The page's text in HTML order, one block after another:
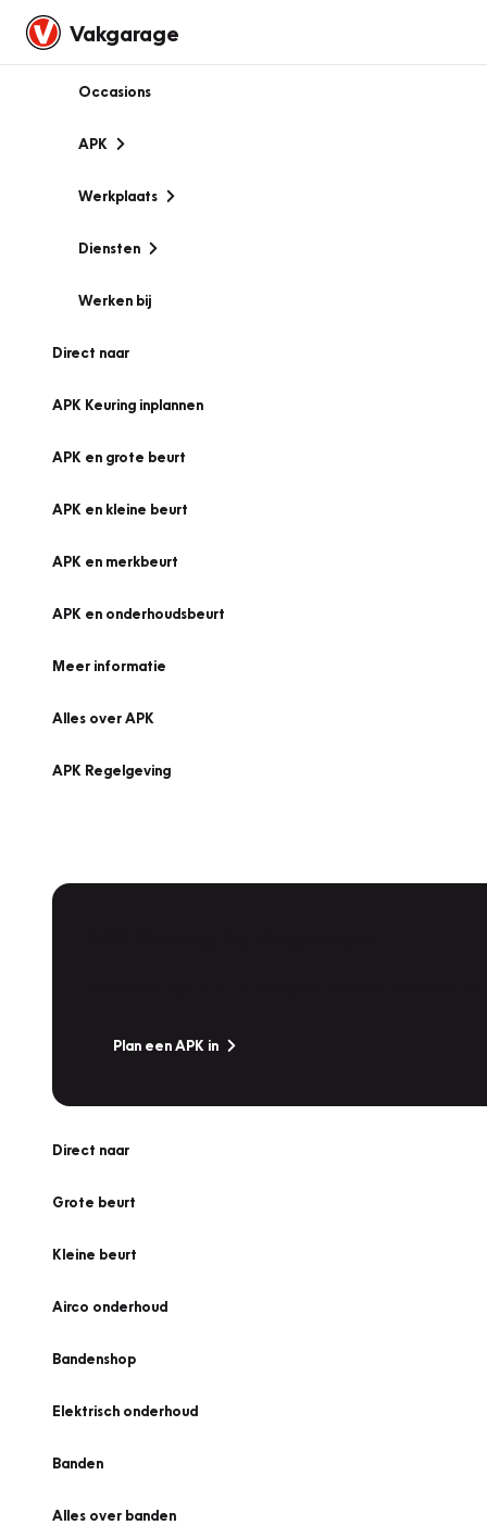
Vakgarage
Occasions
APK
Werkplaats
Diensten
Werken bij
Direct naar
APK Keuring inplannen
APK en grote beurt
APK en kleine beurt
APK en merkbeurt
APK en onderhoudsbeurt
Meer informatie
Alles over APK
APK Regelgeving
Plan een APK in
Direct naar
Grote beurt
Kleine beurt
Airco onderhoud
Bandenshop
Elektrisch onderhoud
Banden
Alles over banden